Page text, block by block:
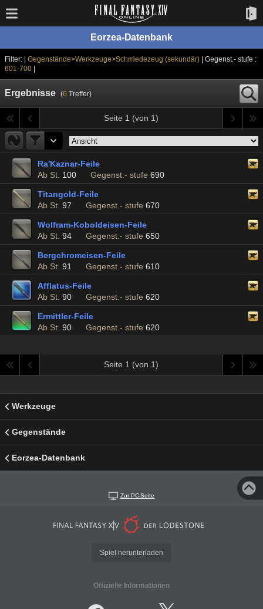
Eorzea-Datenbank
Filter: | Gegenstände>Werkzeuge>Schmiedezeug (sekundär)
| Gegenst.- stufe :
601-700|
Ergebnisse (6 Treffer)
Seite 1 (von 1)
Ra'Kaznar-Feile
Ab St. 100 Gegenst.- stufe 690
Titangold-Feile
Ab St. 97 Gegenst.- stufe 670
Wolfram-Koboldeisen-Feile
Ab St. 94 Gegenst.- stufe 650
Bergchromeisen-Feile
Ab St. 91 Gegenst.- stufe 610
Afflatus-Feile
Ab St. 90 Gegenst.- stufe 620
Ermittler-Feile
Ab St. 90 Gegenst.- stufe 620
Seite 1 (von 1)
Werkzeuge
Gegenstände
Eorzea-Datenbank
Zur PC-Seite
Spiel herunterladen
Offizielle Informationen